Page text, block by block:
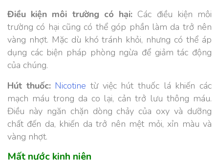
Điều kiện môi trường có hại: Các điều kiện môi
trường có hại cũng có thể góp phần làm da trở nên
vàng nhợt. Mặc dù khó tránh khỏi, nhưng có thể áp
dụng các biện pháp phòng ngừa để giảm tác động
của chúng.
Hút thuốc: Nicotine từ việc hút thuốc lá khiến các
mạch máu trong da co lại, cản trở lưu thông máu.
Điều này ngăn chặn dòng chảy của oxy và dưỡng
chất đến da, khiến da trở nên mệt mỏi, xỉn màu và
vàng nhợt.
Mất nước kinh niên